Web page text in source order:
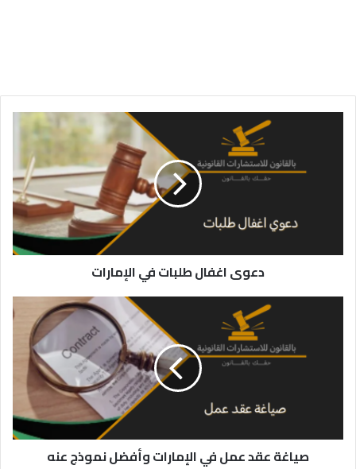
دعوى اغفال طلبات في الإمارات
صياغة عقد عمل في الإمارات وأفضل نموذج عنه